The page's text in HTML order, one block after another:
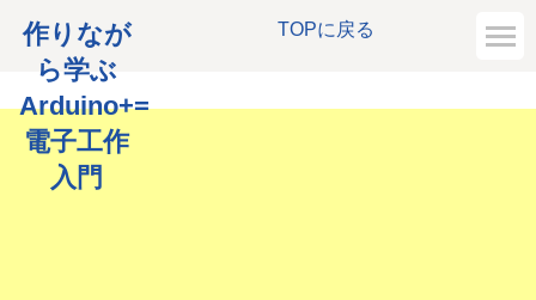
TOPに戻る
作りなが
ら学ぶ
Arduino+=
電子工作
入門